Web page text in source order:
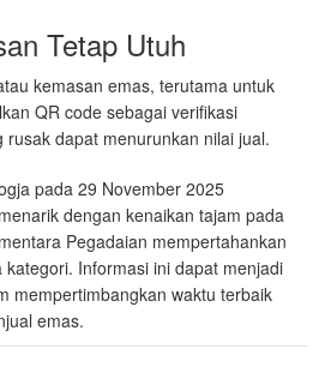
Tetap Utuh
kemasan emas, terutama untuk
QR code sebagai verifikasi
rusak dapat menurunkan nilai jual.
pada 29 November 2025
dengan kenaikan tajam pada
Pegadaian mempertahankan
Informasi ini dapat menjadi
mempertimbangkan waktu terbaik
emas.